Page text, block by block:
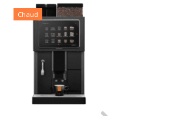
Chaud